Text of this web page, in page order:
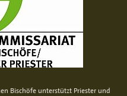
Bischöfe unterstützt Priester und